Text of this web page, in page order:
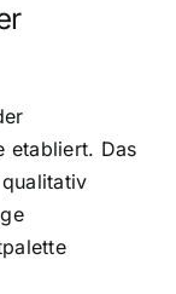
etabliert. Das